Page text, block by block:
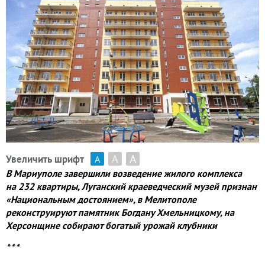
Увеличить шрифт А А А
В Мариуполе завершили возведение жилого комплекса
на 232 квартиры, Луганский краеведческий музей признан
«Национальным достоянием», в Мелитополе
реконструируют памятник Богдану Хмельницкому, на
Херсонщине собирают богатый урожай клубники
* * *